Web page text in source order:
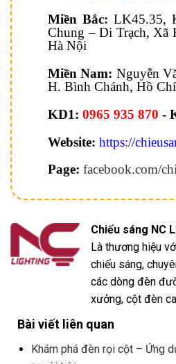
Miền Bắc: LK45.35,
Chung – Di Trạch, Xã
Hà Nội
Miền Nam: Nguyễn
H. Bình Chánh, Hồ
KD1: 0965 935 870 -
Website: https://
Page: facebook.com/
Chiếu sáng NC
Là thương hiệu
chiếu sáng,
các dòng đèn
xưởng, cột đèn
Bài viết liên quan
Khám phá đèn rọi cột – Ứng